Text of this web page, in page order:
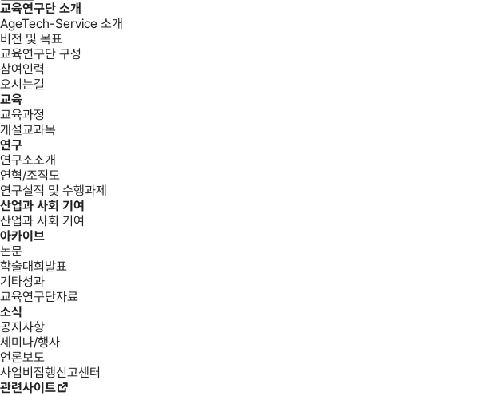
교육연구단 소개
AgeTech-Service 소개
비전 및 목표
교육연구단 구성
참여인력
오시는길
교육
교육과정
개설교과목
연구
연구소소개
연혁/조직도
연구실적 및 수행과제
산업과 사회 기여
산업과 사회 기여
아카이브
논문
학술대회발표
기타성과
교육연구단자료
소식
공지사항
세미나/행사
언론보도
사업비집행신고센터
관련사이트